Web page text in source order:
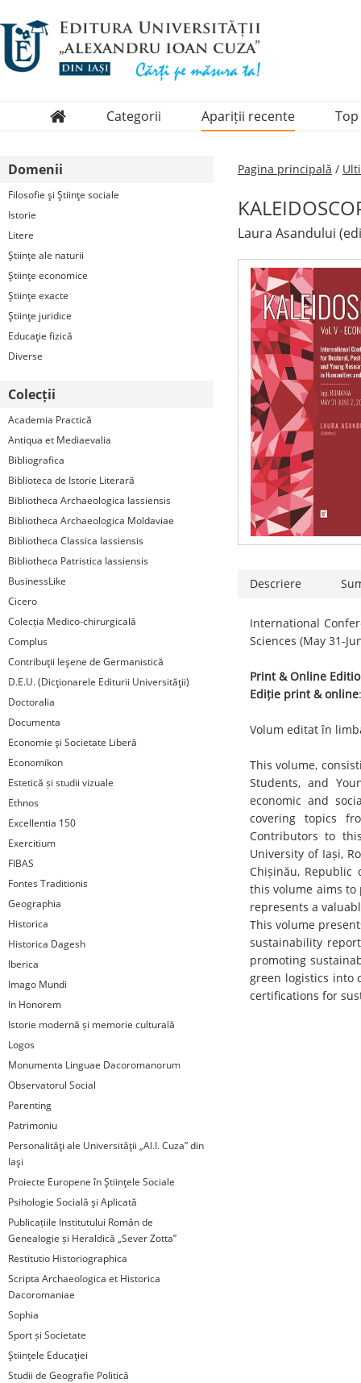
Categorii
Periodice
Apariții recente Top
Domenii
Filosofie şi Ştiinţe sociale
Istorie
Litere
Ştiinţe ale naturii
Ştiinţe economice
Ştiinţe exacte
Ştiinţe juridice
Educaţie fizică
Diverse
Colecții
Academia Practică
Antiqua et Mediaevalia
Bibliografica
Biblioteca de Istorie Literară
Bibliotheca Archaeologica Iassiensis
Bibliotheca Archaeologica Moldaviae
Bibliotheca Classica Iassiensis
Bibliotheca Patristica Iassiensis
BusinessLike
Cicero
Colecția Medico-chirurgicală
Complus
Contribuţii Ieşene de Germanistică
D.E.U. (Dicţionarele Editurii Universităţii)
Doctoralia
Documenta
Economie şi Societate Liberă
Economikon
Estetică și studii vizuale
Ethnos
Excellentia 150
Exercitium
FIBAS
Fontes Traditionis
Geographia
Historica
Historica Dagesh
Iberica
Imago Mundi
In Honorem
Istorie modernă și memorie culturală
Logos
Monumenta Linguae Dacoromanorum
Observatorul Social
Parenting
Patrimoniu
Personalităţi ale Universităţii „Al.I. Cuza” din
Iaşi
Proiecte Europene în Ştiinţele Sociale
Psihologie Socială şi Aplicată
Publicațiile Institutului Român de
Genealogie și Heraldică „Sever Zotta”
Restitutio Historiographica
Scripta Archaeologica et Historica
Dacoromaniae
Sophia
Sport și Societate
Ştiinţele Educaţiei
Studii de Geografie Politică
Pagina principală /
Laura Asandului
Descriere
International
Sciences (May 31-
Print & Online
Ediție print & online
Volum editat în
This volume,
Students, and
economic and
covering topics
Contributors to
University of Iași,
Chișinău, Republic
this volume aims to
represents a
This volume
sustainability
promoting
green logistics into
certifications for